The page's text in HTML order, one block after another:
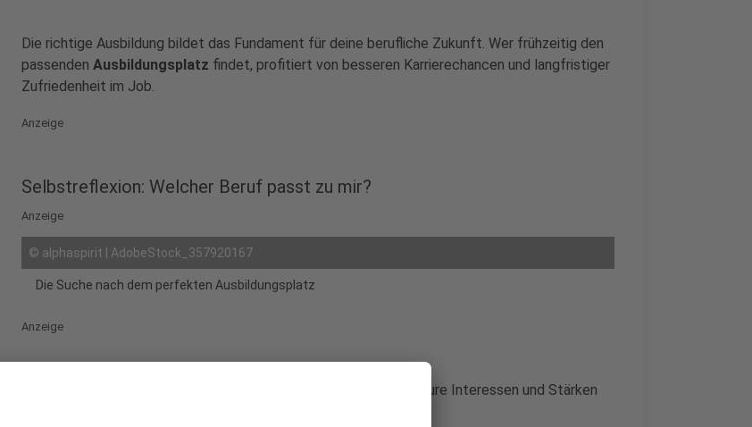
Die richtige Ausbildung bildet das Fundament für deine berufliche Zukunft. Wer frühzeitig den
passenden Ausbildungsplatz findet, profitiert von besseren Karrierechancen und langfristiger
Zufriedenheit im Job.
Anzeige
Selbstreflexion: Welcher Beruf passt zu mir?
Anzeige
© alphaspirit | AdobeStock_357920167
Die Suche nach dem perfekten Ausbildungsplatz
Anzeige
sucht, solltet ihr euch über eure Interessen und Stärken